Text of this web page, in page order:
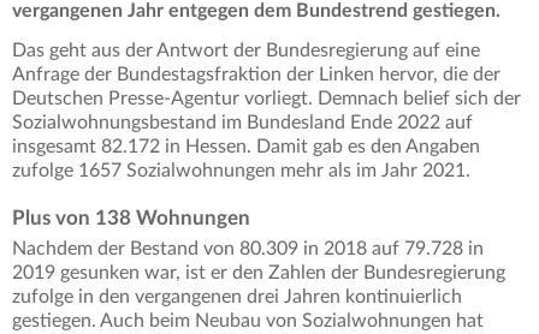
vergangenen Jahr entgegen dem Bundestrend gestiegen.
Das geht aus der Antwort der Bundesregierung auf eine
Anfrage der Bundestagsfraktion der Linken hervor, die der
Deutschen Presse-Agentur vorliegt. Demnach belief sich der
Sozialwohnungsbestand im Bundesland Ende 2022 auf
insgesamt 82.172 in Hessen. Damit gab es den Angaben
zufolge 1657 Sozialwohnungen mehr als im Jahr 2021.
Plus von 138 Wohnungen
Nachdem der Bestand von 80.309 in 2018 auf 79.728 in
2019 gesunken war, ist er den Zahlen der Bundesregierung
zufolge in den vergangenen drei Jahren kontinuierlich
gestiegen. Auch beim Neubau von Sozialwohnungen hat